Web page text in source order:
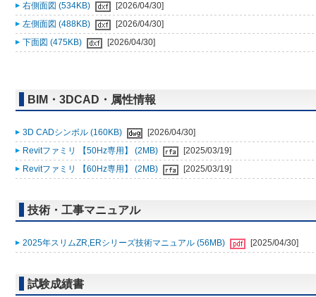
右側面図 (534KB)
[2026/04/30]
左側面図 (488KB)
[2026/04/30]
下面図 (475KB)
[2026/04/30]
BIM・3DCAD・属性情報
3D CADシンボル (160KB)
[2026/04/30]
Revitファミリ 【50Hz専用】 (2MB)
[2025/03/19]
Revitファミリ 【60Hz専用】 (2MB)
[2025/03/19]
技術・工事マニュアル
2025年スリムZR,ERシリーズ技術マニュアル (56MB) [2025/04/30]
試験成績書